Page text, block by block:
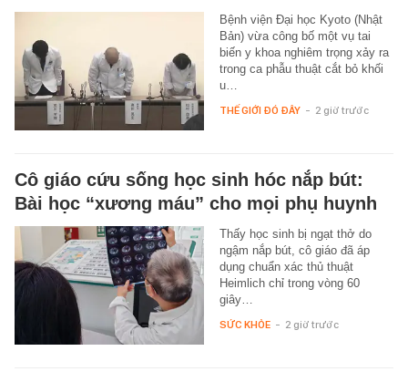
Bệnh viện Đại học Kyoto (Nhật
Bản) vừa công bố một vụ tai
biến y khoa nghiêm trọng xảy ra
trong ca phẫu thuật cắt bỏ khối
u…
THẾ GIỚI ĐÓ ĐÂY - 2 giờ trước
Cô giáo cứu sống học sinh hóc nắp bút:
Bài học “xương máu” cho mọi phụ huynh
Thấy học sinh bị ngạt thở do
ngậm nắp bút, cô giáo đã áp
dụng chuẩn xác thủ thuật
Heimlich chỉ trong vòng 60
giây…
SỨC KHỎE - 2 giờ trước